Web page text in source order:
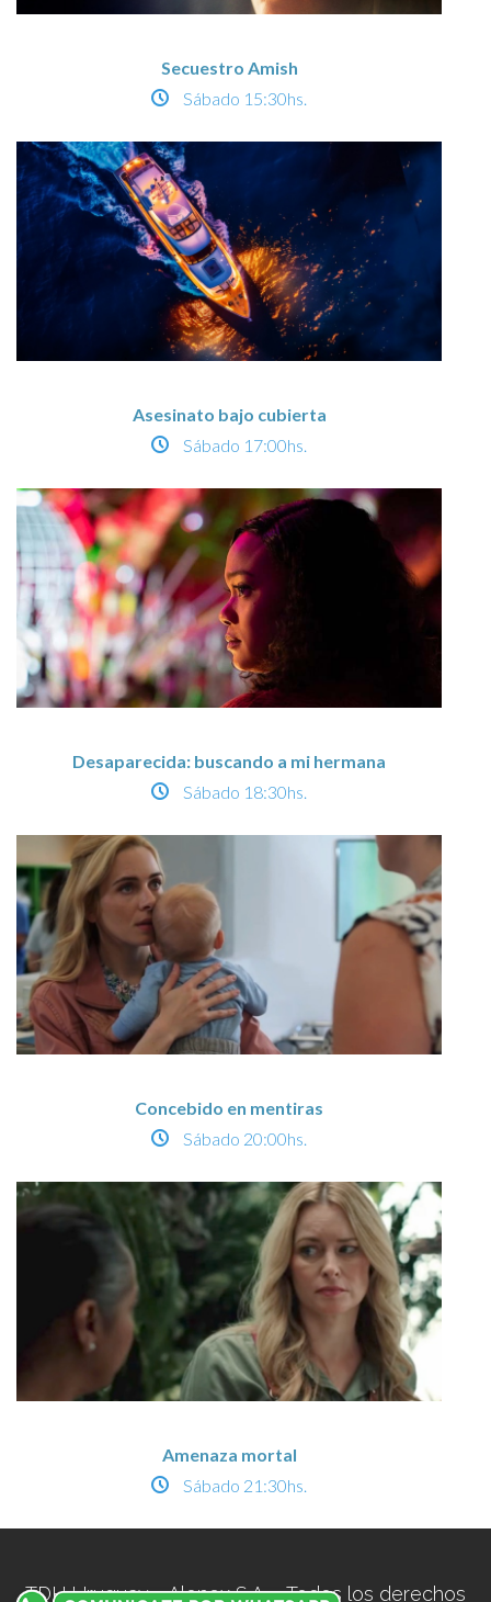
Secuestro Amish
Sábado 15:30hs.
Asesinato bajo cubierta
Sábado 17:00hs.
Desaparecida: buscando a mi hermana
Sábado 18:30hs.
Concebido en mentiras
Sábado 20:00hs.
Amenaza mortal
Sábado 21:30hs.
TDH Uruguay - Alonex S.A. - Todos los derechos